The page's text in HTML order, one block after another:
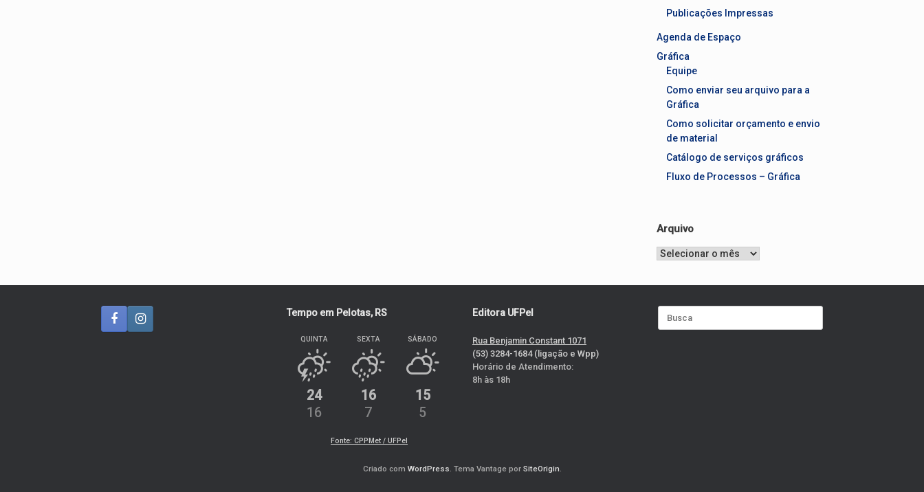
Publicações Impressas
Agenda de Espaço
Gráfica
Equipe
Como enviar seu arquivo para a
Gráfica
Como solicitar orçamento e envio
de material
Catálogo de serviços gráficos
Fluxo de Processos – Gráfica
Arquivo
Arquivo
Tempo em Pelotas, RS
QUINTA
24
16
SEXTA
16
7
SÁBADO
15
5
Fonte: CPPMet / UFPel
Editora UFPel
Rua Benjamin Constant 1071
(53) 3284-1684 (ligação e Wpp)
Horário de Atendimento:
8h às 18h
for:
Criado com WordPress. Tema Vantage por SiteOrigin.